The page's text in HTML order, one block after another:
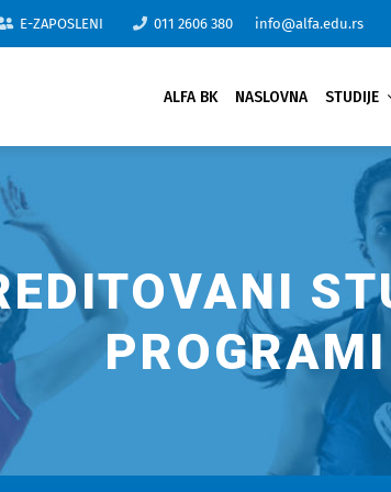
E-ZAPOSLENI 011 2606 380 info@alfa.edu.rs
ALFA BK NASLOVNA STUDIJE
PROGRAMI